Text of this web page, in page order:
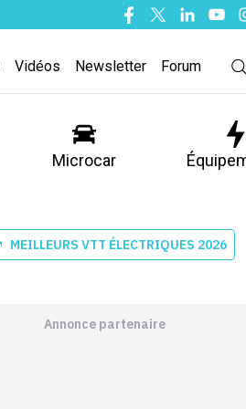
Facebook
TwitterLinkedin
Vidéos Newsletter Forum
Microcar
MEILLEURS VTT ÉLECTRIQUES 2026
Annonce partenaire